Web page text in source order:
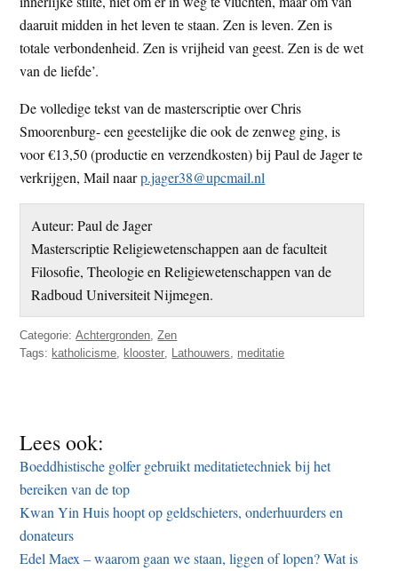
daaruit midden in het leven te staan. Zen is leven. Zen is
totale verbondenheid. Zen is vrijheid van geest. Zen is de wet
van de liefde’.
De volledige tekst van de masterscriptie over Chris
Smoorenburg- een geestelijke die ook de zenweg ging, is
voor €13,50 (productie en verzendkosten) bij Paul de Jager te
verkrijgen, Mail naarp.jager38@upcmail.nl
Auteur: Paul de Jager
Masterscriptie Religiewetenschappen aan de faculteit
Filosofie, Theologie en Religiewetenschappen van de
Radboud Universiteit Nijmegen.
Categorie:Achtergronden,Zen
Tags: katholicisme, klooster, Lathouwers, meditatie
Lees ook:
Boeddhistische golfer gebruikt meditatietechniek bij het
bereiken van de top
Kwan Yin Huis hoopt op geldschieters, onderhuurders en
donateurs
Edel Maex – waarom gaan we staan, liggen of lopen? Wat is